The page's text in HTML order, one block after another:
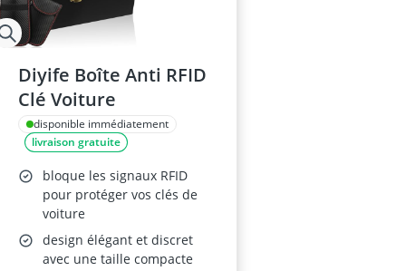
Diyife Boîte Anti RFID
Clé Voiture
disponible immédiatement
livraison gratuite
bloque les signaux RFID
pour protéger vos clés de
voiture
design élégant et discret
avec une taille compacte